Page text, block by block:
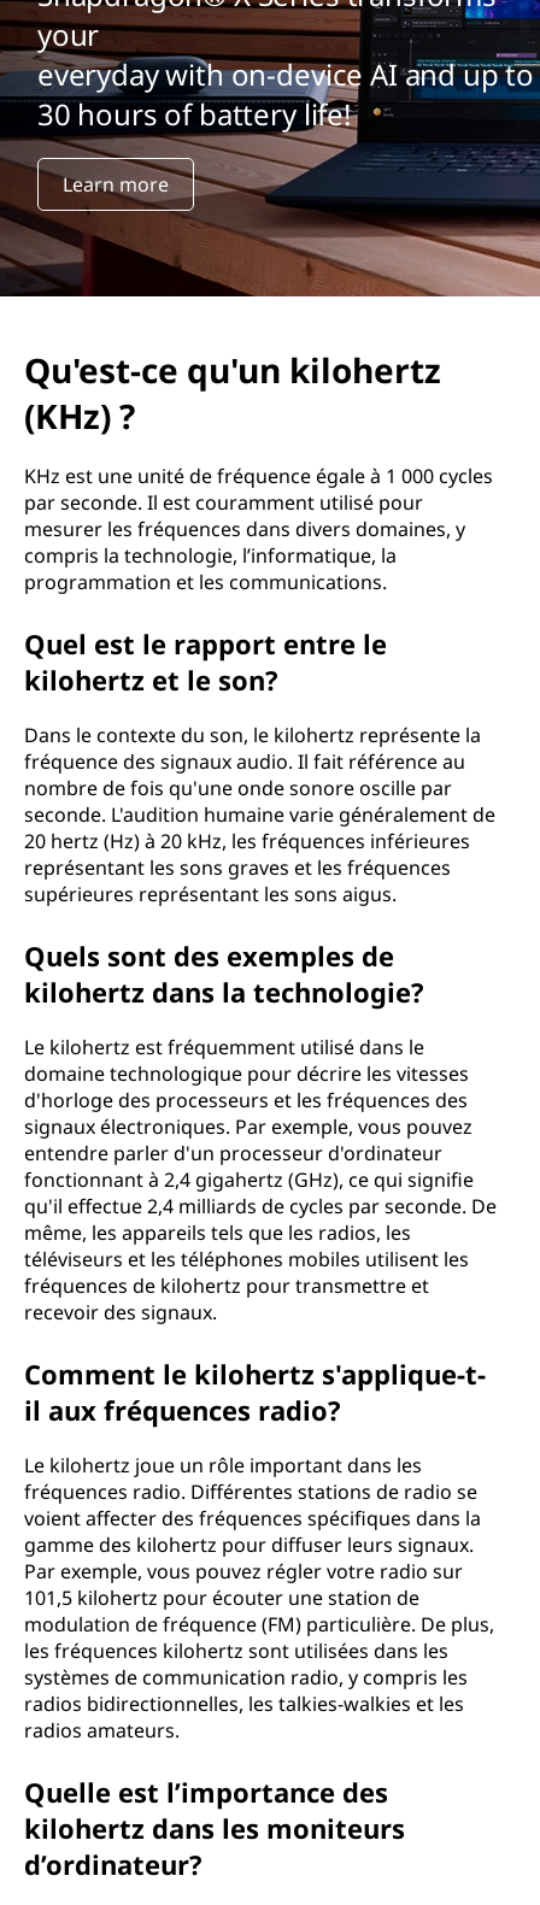
your
everyday with on-device AI and up to
30 hours of battery life!
Learn more
Qu'est-ce qu'un kilohertz
(KHz) ?
KHz est une unité de fréquence égale à 1 000 cycles
par seconde. Il est couramment utilisé pour
mesurer les fréquences dans divers domaines, y
compris la technologie, l’informatique, la
programmation et les communications.
Quel est le rapport entre le
kilohertz et le son?
Dans le contexte du son, le kilohertz représente la
fréquence des signaux audio. Il fait référence au
nombre de fois qu'une onde sonore oscille par
seconde. L'audition humaine varie généralement de
20 hertz (Hz) à 20 kHz, les fréquences inférieures
représentant les sons graves et les fréquences
supérieures représentant les sons aigus.
Quels sont des exemples de
kilohertz dans la technologie?
Le kilohertz est fréquemment utilisé dans le
domaine technologique pour décrire les vitesses
d'horloge des processeurs et les fréquences des
signaux électroniques. Par exemple, vous pouvez
entendre parler d'un processeur d'ordinateur
fonctionnant à 2,4 gigahertz (GHz), ce qui signifie
qu'il effectue 2,4 milliards de cycles par seconde. De
même, les appareils tels que les radios, les
téléviseurs et les téléphones mobiles utilisent les
fréquences de kilohertz pour transmettre et
recevoir des signaux.
Comment le kilohertz s'applique-t-
il aux fréquences radio?
Le kilohertz joue un rôle important dans les
fréquences radio. Différentes stations de radio se
voient affecter des fréquences spécifiques dans la
gamme des kilohertz pour diffuser leurs signaux.
Par exemple, vous pouvez régler votre radio sur
101,5 kilohertz pour écouter une station de
modulation de fréquence (FM) particulière. De plus,
les fréquences kilohertz sont utilisées dans les
systèmes de communication radio, y compris les
radios bidirectionnelles, les talkies-walkies et les
radios amateurs.
Quelle est l’importance des
kilohertz dans les moniteurs
d’ordinateur?